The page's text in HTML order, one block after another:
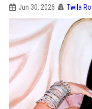
Jun 30, 2026 Twila